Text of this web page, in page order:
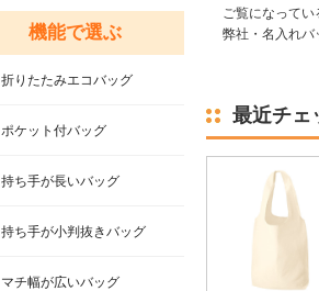
ご覧になって
弊社・名入れバ
最近チェ
機能で選ぶ
折りたたみエコバッグ
ポケット付バッグ
持ち手が長いバッグ
持ち手が小判抜きバッグ
マチ幅が広いバッグ